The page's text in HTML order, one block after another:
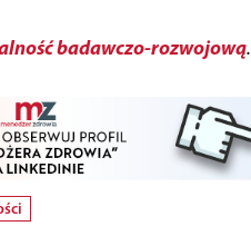
badawczo-rozwojową.